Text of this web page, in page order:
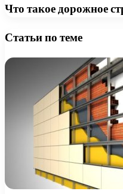
Что такое дорожное
Статьи по теме